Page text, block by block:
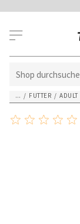
... / FUTTER / ADULT